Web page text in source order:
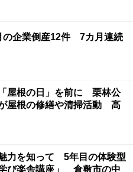
企業倒産12件 7カ月連続
屋根の日」を前に 栗林公
屋根の修繕や清掃活動 高
力を知って 5年目の体験型
び楽舎講座」 倉敷市の中